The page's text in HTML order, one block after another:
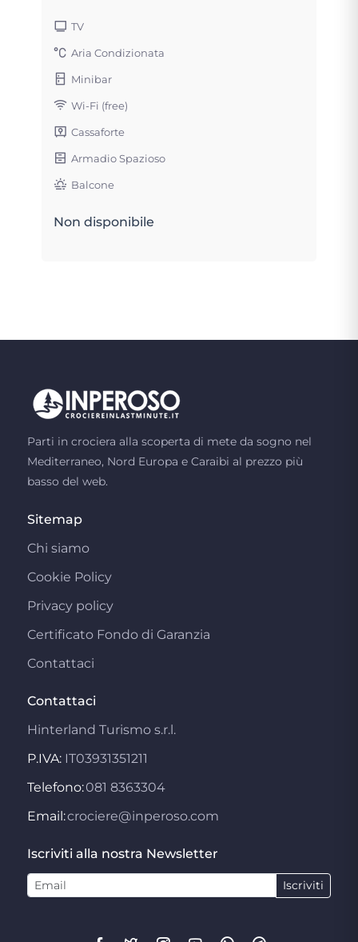
TV
Aria Condizionata
Minibar
Wi-Fi (free)
Cassaforte
Armadio Spazioso
Balcone
Non disponibile
Parti in crociera alla scoperta di mete da sogno nel
Mediterraneo, Nord Europa e Caraibi al prezzo più
basso del web.
Sitemap
Chi siamo
Cookie Policy
Privacy policy
Certificato Fondo di Garanzia
Contattaci
Contattaci
Hinterland Turismo s.r.l.
P.IVA: IT03931351211
Telefono:081 8363304
Email:crociere@inperoso.com
Iscriviti alla nostra Newsletter
Iscriviti